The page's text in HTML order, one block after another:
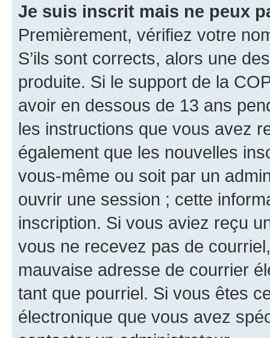
Je suis inscrit mais ne peux
Premièrement, vérifiez votre
S’ils sont corrects, alors une
produite. Si le support de la
avoir en dessous de 13 ans
les instructions que vous avez
également que les nouvelles
vous-même ou soit par un
ouvrir une session ; cette
inscription. Si vous aviez reçu
vous ne recevez pas de
mauvaise adresse de courrier
tant que pourriel. Si vous êtes
électronique que vous avez